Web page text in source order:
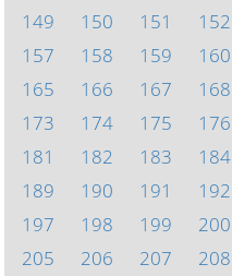
149
150 151 152
157
158 159 160
165
166 167 168
173
174 175 176
181
182 183 184
189
190 191 192
197
198 199 200
205
206 207 208